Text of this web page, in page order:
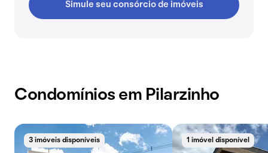
Simule seu consórcio de imóveis
Condomínios em Pilarzinho
3 imóveis disponíveis 1 imóvel disponível